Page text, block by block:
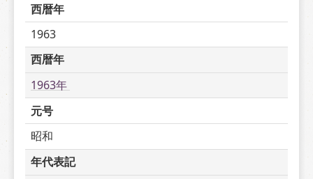
西暦年
1963
西暦年
1963年
元号
昭和
年代表記